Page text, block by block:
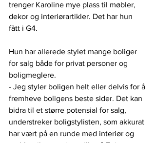
trenger Karoline mye plass til møbler,
dekor og interiørartikler. Det har hun
fått i G4.
Hun har allerede stylet mange boliger
for salg både for privat personer og
boligmeglere.
- Jeg styler boligen helt eller delvis for å
fremheve boligens beste sider. Det kan
bidra til et større potensial for salg,
understreker boligstylisten, som akkurat
har vært på en runde med interiør og